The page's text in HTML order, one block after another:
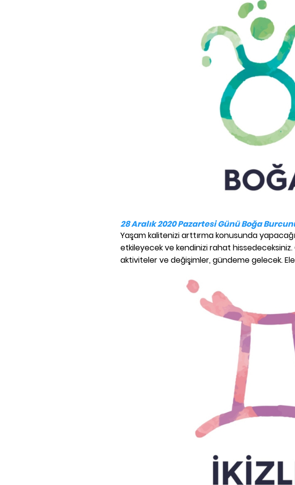
28 Aralık 2020 Pazartesi Günü Boğa
Yaşam kalitenizi arttırma konusunda
etkileyecek ve kendinizi rahat
aktiviteler ve değişimler, gündeme gelecek.